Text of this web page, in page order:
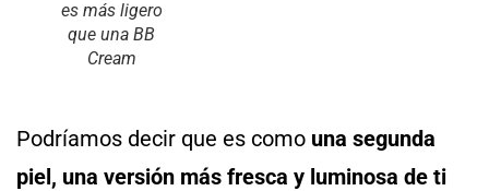
es más ligero
que una BB
Cream
Podríamos decir que es como una segunda
piel, una versión más fresca y luminosa de ti